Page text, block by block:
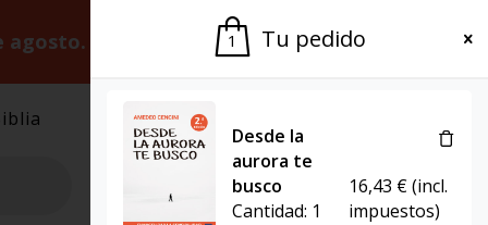
agosto. Gracias por la paciencia.
El Grupo
1 Tu pedido
Desde la
aurora te
busco
Cantidad: 1
16,43 €(incl.
impuestos)